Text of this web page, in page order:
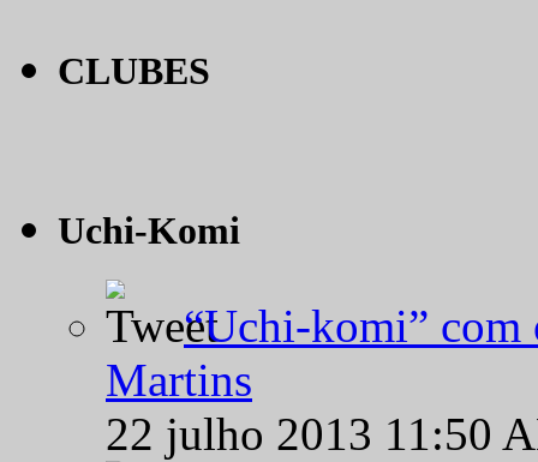
CLUBES
Uchi-Komi
“Uchi-komi” com
Martins
22 julho 2013 11:50